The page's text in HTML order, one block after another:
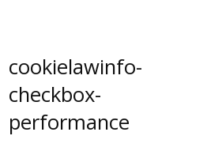
cookielawinfo-
checkbox-
performance